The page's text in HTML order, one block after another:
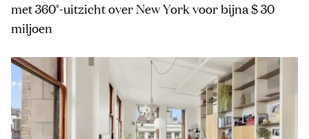
met 360°-uitzicht over New York voor bijna $ 30
miljoen